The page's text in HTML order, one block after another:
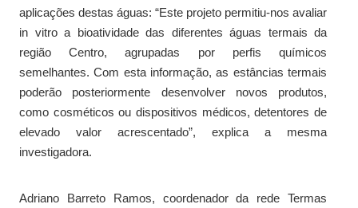
aplicações destas águas: “Este projeto permitiu-nos avaliar
in vitro a bioatividade das diferentes águas termais da
região Centro, agrupadas por perfis químicos
semelhantes. Com esta informação, as estâncias termais
poderão posteriormente desenvolver novos produtos,
como cosméticos ou dispositivos médicos, detentores de
elevado valor acrescentado”, explica a mesma
investigadora.
Adriano Barreto Ramos, coordenador da rede Termas